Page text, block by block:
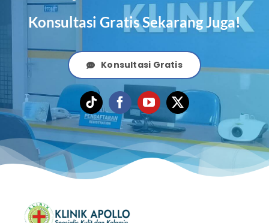
Konsultasi Gratis Sekarang Juga!
Konsultasi Gratis